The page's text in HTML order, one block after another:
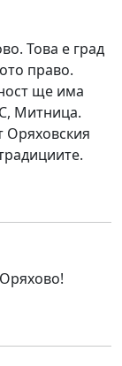
Това е град
право.
ще има
Митница.
Оряховския